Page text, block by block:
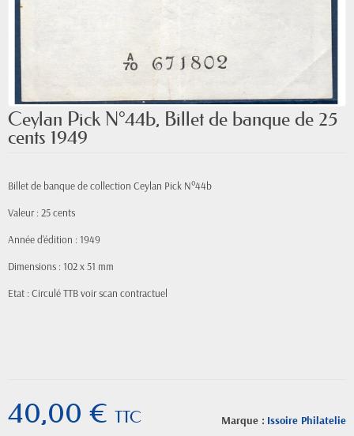
Ceylan Pick N°44b, Billet de banque de 25
cents 1949
Billet de banque de collection Ceylan Pick N°44b
Valeur : 25 cents
Année d'édition : 1949
Dimensions : 102 x 51 mm
Etat : Circulé TTB voir scan contractuel
Marque : Issoire Philatelie
40,00 € TTC